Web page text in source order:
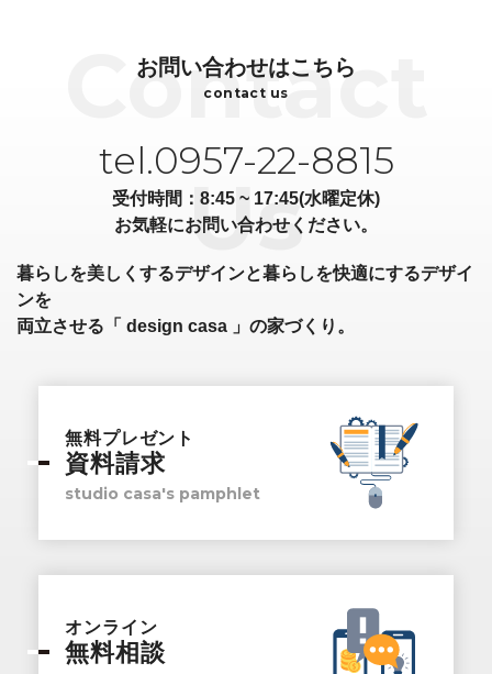
お問い合わせはこちら
contact us
tel.0957-22-8815
受付時間：8:45 ~ 17:45(水曜定休)
お気軽にお問い合わせください。
暮らしを美しくするデザインと暮らしを快適にするデザイ
ンを
両立させる「 design casa 」の家づくり。
無料プレゼント
資料請求
studio casa's pamphlet
オンライン
無料相談